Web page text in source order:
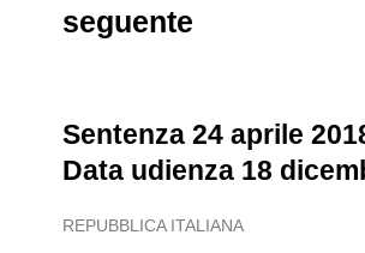
seguente
Sentenza 24 aprile
Data udienza 18
REPUBBLICA ITALIANA